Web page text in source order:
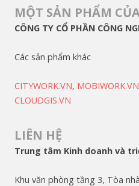
MỘT SẢN PHẨM
CÔNG TY CỔ PHẦN CÔNG
Các sản phẩm khác
CITYWORK.VN, MOBIWORK.VN
CLOUDGIS.VN
LIÊN HỆ
Trung tâm Kinh doanh và
Khu văn phòng tầng 3, Tòa